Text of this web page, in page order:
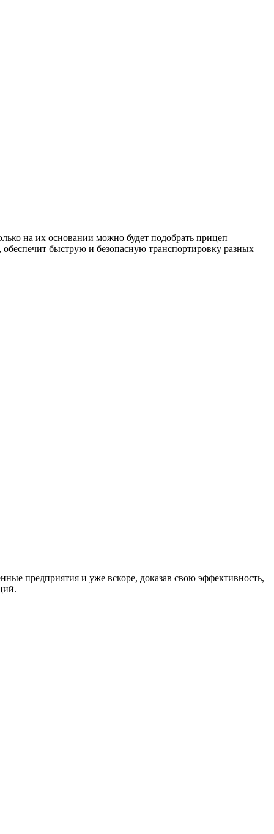
на их основании можно будет подобрать прицеп
быструю и безопасную транспортировку разных
предприятия и уже вскоре, доказав свою эффективность,